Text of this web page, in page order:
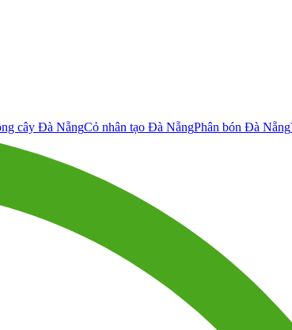
cây Đà NẵngCỏ nhân tạo Đà NẵngPhân bón Đà Nẵng